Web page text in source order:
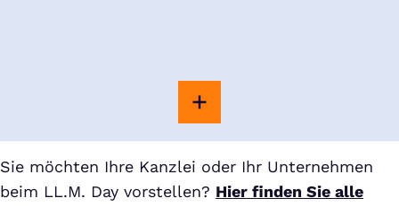
Sie möchten Ihre Kanzlei oder Ihr Unternehmen
beim LL.M. Day vorstellen? Hier finden Sie alle